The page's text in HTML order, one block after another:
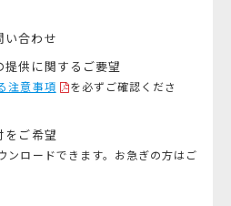
い合わせ
供に関するご要望
注意事項
を必ずご確認くださ
をご希望
ンロードできます。お急ぎの方はご